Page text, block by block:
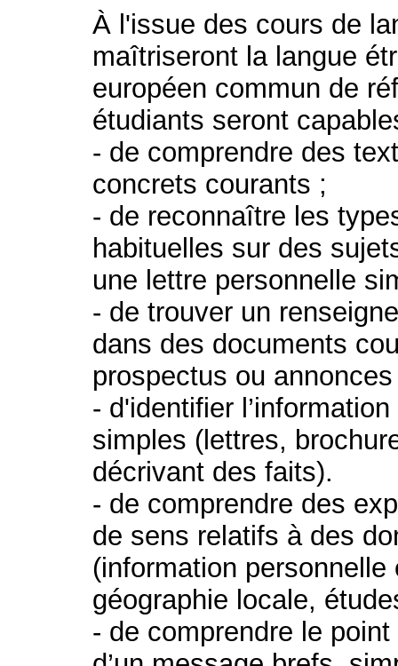
À l'issue des cours de
maîtriseront la langue
européen commun de
étudiants seront
- de comprendre des
concrets courants ;
- de reconnaître les
habituelles sur des
une lettre personnelle
- de trouver un
dans des documents
prospectus ou
- d'identifier
simples (lettres,
décrivant des faits).
- de comprendre des
de sens relatifs à des
(information
géographie locale,
- de comprendre le